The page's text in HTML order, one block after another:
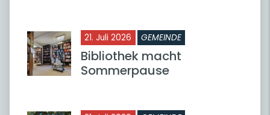
21. Juli 2026 GEMEINDE
Bibliothek macht
Sommerpause